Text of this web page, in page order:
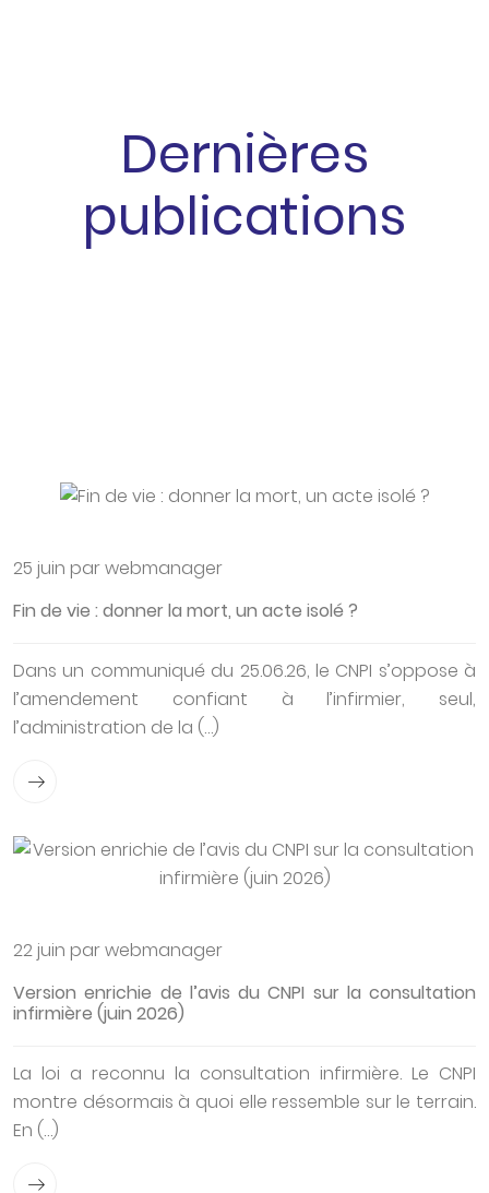
Dernières
publications
25 juin par webmanager
Fin de vie : donner la mort, un acte isolé ?
Dans un communiqué du 25.06.26, le CNPI s’oppose à
l’amendement confiant à l’infirmier, seul,
l’administration de la (…)
22 juin par webmanager
Version enrichie de l’avis du CNPI sur la consultation
infirmière (juin 2026)
La loi a reconnu la consultation infirmière. Le CNPI
montre désormais à quoi elle ressemble sur le terrain.
En (…)